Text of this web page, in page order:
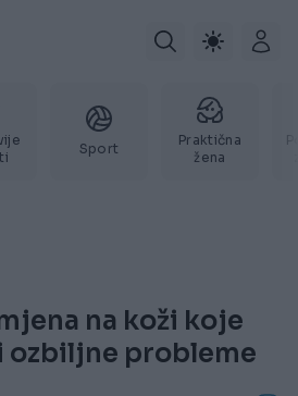
Sport
Praktična
žena
na koži koje
ozbiljne probleme